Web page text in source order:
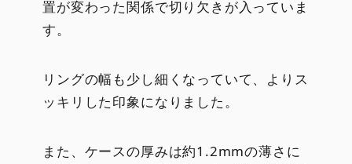
置が変わった関係で切り欠きが入っていま
す。
リングの幅も少し細くなっていて、よりス
ッキリした印象になりました。
また、ケースの厚みは約1.2mmの薄さに